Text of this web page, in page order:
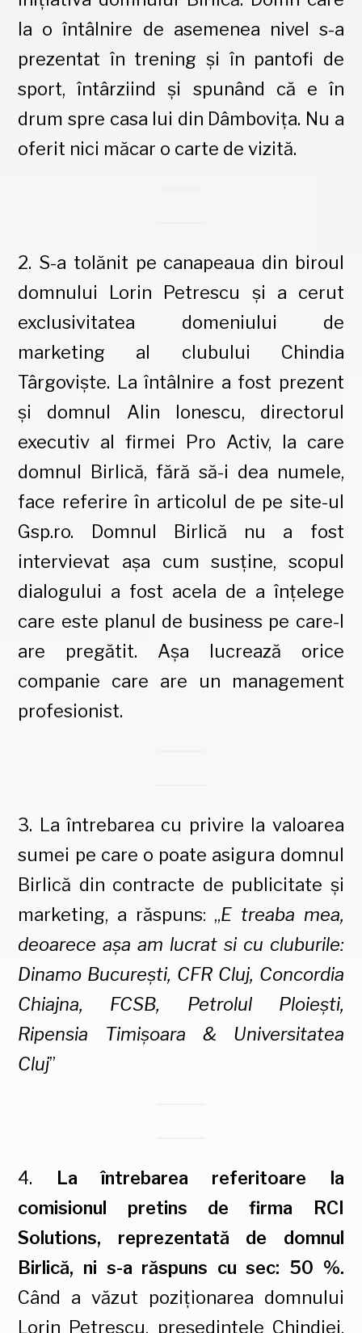
la o întâlnire de asemenea nivel s-a
prezentat în trening și în pantofi de
sport, întârziind și spunând că e în
drum spre casa lui din Dâmbovița. Nu a
oferit nici măcar o carte de vizită.
2. S-a tolănit pe canapeaua din biroul
domnului Lorin Petrescu și a cerut
exclusivitatea domeniului de
marketing al clubului Chindia
Târgoviște. La întâlnire a fost prezent
și domnul Alin Ionescu, directorul
executiv al firmei Pro Activ, la care
domnul Birlică, fără să-i dea numele,
face referire în articolul de pe site-ul
Gsp.ro. Domnul Birlică nu a fost
intervievat așa cum susține, scopul
dialogului a fost acela de a înțelege
care este planul de business pe care-l
are pregătit. Așa lucrează orice
companie care are un management
profesionist.
3. La întrebarea cu privire la valoarea
sumei pe care o poate asigura domnul
Birlică din contracte de publicitate și
marketing, a răspuns: „E treaba mea,
deoarece așa am lucrat si cu cluburile:
Dinamo București, CFR Cluj, Concordia
Chiajna, FCSB, Petrolul Ploiești,
Ripensia Timișoara & Universitatea
Cluj”
4. La întrebarea referitoare la
comisionul pretins de firma RCI
Solutions, reprezentată de domnul
Birlică, ni s-a răspuns cu sec: 50 %.
Când a văzut poziționarea domnului
Lorin Petrescu, președintele Chindiei,